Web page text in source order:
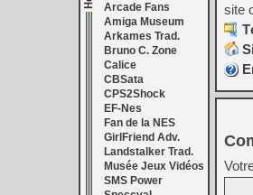
Arcade Fans
Amiga Museum
Arkames Trad.
Bruno C. Zone
Calice
CBSata
CPS2Shock
EF-Nes
Fan de la NES
GirlFriend Adv.
Landstalker Trad.
Musée Jeux Vidéos
SMS Power
site